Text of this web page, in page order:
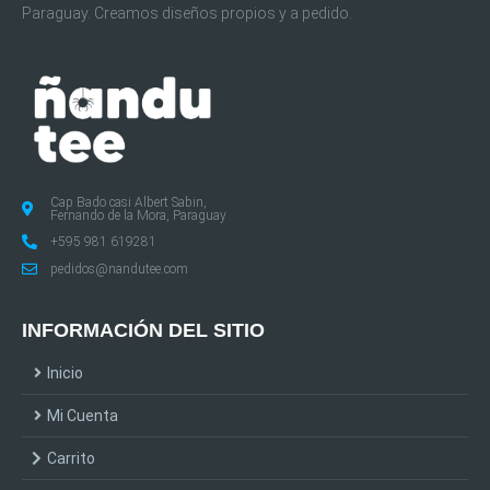
Paraguay. Creamos diseños propios y a pedido.
Cap Bado casi Albert Sabin,
Fernando de la Mora, Paraguay
+595 981 619281
pedidos@nandutee.com
INFORMACIÓN DEL SITIO
Inicio
Mi Cuenta
Carrito